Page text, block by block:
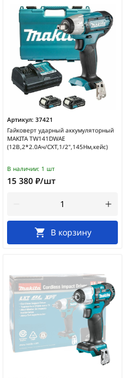
Артикул: 37421
Гайковерт ударный аккумуляторный
MAKITA TW141DWAE
(12В,2*2.0Ач/CXT,1/2",145Нм,кейс)
В наличии: 1 шт
15 380 ₽/шт
В корзину